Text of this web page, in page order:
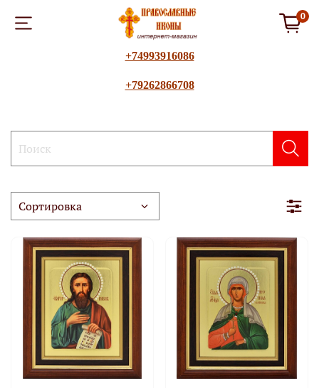
0
+74993916086
+79262866708